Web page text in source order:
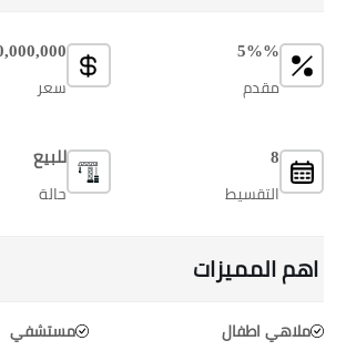
5%%
مقدم
8
التقسيط
سعر
للبيع
حالة
اهم المميزات
ملاهي اطفال مستشفي